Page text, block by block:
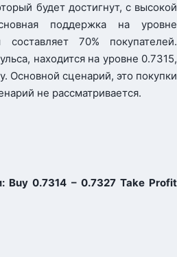
будет достигнут, с высокой
поддержка на уровне
70% покупателей.
находится на уровне 0.7315,
Основной сценарий, это покупки
не рассматривается.
Buy 0.7314 – 0.7327 Take Profit